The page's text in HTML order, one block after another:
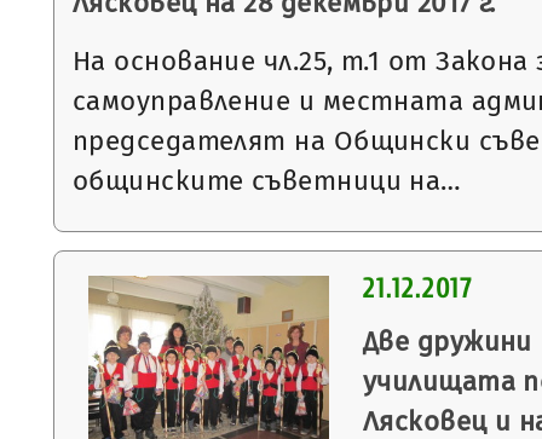
На основание чл.25, т.1 от
самоуправление и местната
председателят на Общински
общинските съветници на…
21.12.2017
Две
училищата
Лясковец и